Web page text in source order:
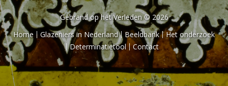
Gebrand op het Verleden © 2026
Home
Glazeniers in Nederland Beeldbank
Het onderzoek
Determinatietool
Contact